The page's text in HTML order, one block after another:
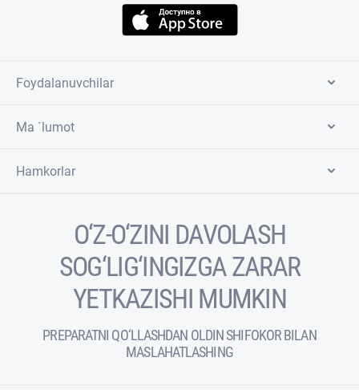
Foydalanuvchilar
Ma `lumot
Hamkorlar
O‘Z-O‘ZINI DAVOLASH
SOG‘LIG‘INGIZGA ZARAR
YETKAZISHI MUMKIN
PREPARATNI QO‘LLASHDAN OLDIN SHIFOKOR BILAN
MASLAHATLASHING